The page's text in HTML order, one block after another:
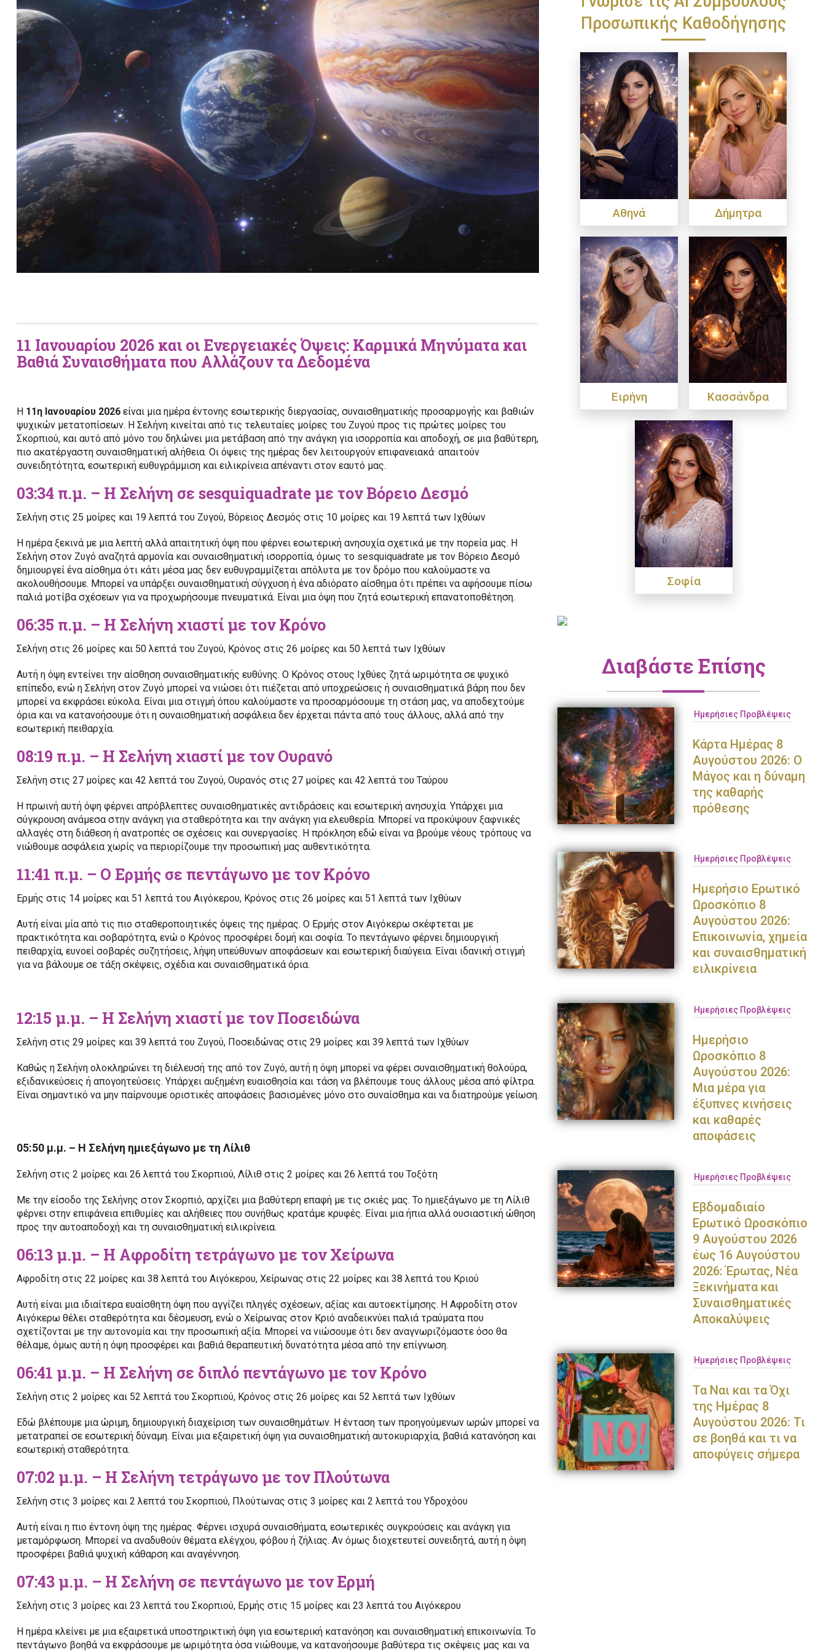
11 Ιανουαρίου 2026 και οι Ενεργειακές Όψεις: Καρμικά Μηνύματα και
Βαθιά Συναισθήματα που Αλλάζουν τα Δεδομένα
Η 11η Ιανουαρίου 2026 είναι μια ημέρα έντονης εσωτερικής διεργασίας, συναισθηματικής προσαρμογής και βαθιών
ψυχικών μετατοπίσεων. Η Σελήνη κινείται από τις τελευταίες μοίρες του Ζυγού προς τις πρώτες μοίρες του
Σκορπιού, και αυτό από μόνο του δηλώνει μια μετάβαση από την ανάγκη για ισορροπία και αποδοχή, σε μια βαθύτερη,
πιο ακατέργαστη συναισθηματική αλήθεια. Οι όψεις της ημέρας δεν λειτουργούν επιφανειακά· απαιτούν
συνειδητότητα, εσωτερική ευθυγράμμιση και ειλικρίνεια απέναντι στον εαυτό μας.
03:34 π.μ. – Η Σελήνη σε sesquiquadrate με τον Βόρειο Δεσμό
Σελήνη στις 25 μοίρες και 19 λεπτά του Ζυγού, Βόρειος Δεσμός στις 10 μοίρες και 19 λεπτά των Ιχθύων
Η ημέρα ξεκινά με μια λεπτή αλλά απαιτητική όψη που φέρνει εσωτερική ανησυχία σχετικά με την πορεία μας. Η
Σελήνη στον Ζυγό αναζητά αρμονία και συναισθηματική ισορροπία, όμως το sesquiquadrate με τον Βόρειο Δεσμό
δημιουργεί ένα αίσθημα ότι κάτι μέσα μας δεν ευθυγραμμίζεται απόλυτα με τον δρόμο που καλούμαστε να
ακολουθήσουμε. Μπορεί να υπάρξει συναισθηματική σύγχυση ή ένα αδιόρατο αίσθημα ότι πρέπει να αφήσουμε πίσω
παλιά μοτίβα σχέσεων για να προχωρήσουμε πνευματικά. Είναι μια όψη που ζητά εσωτερική επανατοποθέτηση.
06:35 π.μ. – Η Σελήνη χιαστί με τον Κρόνο
Σελήνη στις 26 μοίρες και 50 λεπτά του Ζυγού, Κρόνος στις 26 μοίρες και 50 λεπτά των Ιχθύων
Αυτή η όψη εντείνει την αίσθηση συναισθηματικής ευθύνης. Ο Κρόνος στους Ιχθύες ζητά ωριμότητα σε ψυχικό
επίπεδο, ενώ η Σελήνη στον Ζυγό μπορεί να νιώσει ότι πιέζεται από υποχρεώσεις ή συναισθηματικά βάρη που δεν
μπορεί να εκφράσει εύκολα. Είναι μια στιγμή όπου καλούμαστε να προσαρμόσουμε τη στάση μας, να αποδεχτούμε
όρια και να κατανοήσουμε ότι η συναισθηματική ασφάλεια δεν έρχεται πάντα από τους άλλους, αλλά από την
εσωτερική πειθαρχία.
08:19 π.μ. – Η Σελήνη χιαστί με τον Ουρανό
Σελήνη στις 27 μοίρες και 42 λεπτά του Ζυγού, Ουρανός στις 27 μοίρες και 42 λεπτά του Ταύρου
Η πρωινή αυτή όψη φέρνει απρόβλεπτες συναισθηματικές αντιδράσεις και εσωτερική ανησυχία. Υπάρχει μια
σύγκρουση ανάμεσα στην ανάγκη για σταθερότητα και την ανάγκη για ελευθερία. Μπορεί να προκύψουν ξαφνικές
αλλαγές στη διάθεση ή ανατροπές σε σχέσεις και συνεργασίες. Η πρόκληση εδώ είναι να βρούμε νέους τρόπους να
νιώθουμε ασφάλεια χωρίς να περιορίζουμε την προσωπική μας αυθεντικότητα.
11:41 π.μ. – Ο Ερμής σε πεντάγωνο με τον Κρόνο
Ερμής στις 14 μοίρες και 51 λεπτά του Αιγόκερου, Κρόνος στις 26 μοίρες και 51 λεπτά των Ιχθύων
Αυτή είναι μία από τις πιο σταθεροποιητικές όψεις της ημέρας. Ο Ερμής στον Αιγόκερω σκέφτεται με
πρακτικότητα και σοβαρότητα, ενώ ο Κρόνος προσφέρει δομή και σοφία. Το πεντάγωνο φέρνει δημιουργική
πειθαρχία, ευνοεί σοβαρές συζητήσεις, λήψη υπεύθυνων αποφάσεων και εσωτερική διαύγεια. Είναι ιδανική στιγμή
για να βάλουμε σε τάξη σκέψεις, σχέδια και συναισθηματικά όρια.
12:15 μ.μ. – Η Σελήνη χιαστί με τον Ποσειδώνα
Σελήνη στις 29 μοίρες και 39 λεπτά του Ζυγού, Ποσειδώνας στις 29 μοίρες και 39 λεπτά των Ιχθύων
Καθώς η Σελήνη ολοκληρώνει τη διέλευσή της από τον Ζυγό, αυτή η όψη μπορεί να φέρει συναισθηματική θολούρα,
εξιδανικεύσεις ή απογοητεύσεις. Υπάρχει αυξημένη ευαισθησία και τάση να βλέπουμε τους άλλους μέσα από φίλτρα.
Είναι σημαντικό να μην παίρνουμε οριστικές αποφάσεις βασισμένες μόνο στο συναίσθημα και να διατηρούμε γείωση.
05:50 μ.μ. – Η Σελήνη ημιεξάγωνο με τη Λίλιθ
Σελήνη στις 2 μοίρες και 26 λεπτά του Σκορπιού, Λίλιθ στις 2 μοίρες και 26 λεπτά του Τοξότη
Με την είσοδο της Σελήνης στον Σκορπιό, αρχίζει μια βαθύτερη επαφή με τις σκιές μας. Το ημιεξάγωνο με τη Λίλιθ
φέρνει στην επιφάνεια επιθυμίες και αλήθειες που συνήθως κρατάμε κρυφές. Είναι μια ήπια αλλά ουσιαστική ώθηση
προς την αυτοαποδοχή και τη συναισθηματική ειλικρίνεια.
06:13 μ.μ. – Η Αφροδίτη τετράγωνο με τον Χείρωνα
Αφροδίτη στις 22 μοίρες και 38 λεπτά του Αιγόκερου, Χείρωνας στις 22 μοίρες και 38 λεπτά του Κριού
Αυτή είναι μια ιδιαίτερα ευαίσθητη όψη που αγγίζει πληγές σχέσεων, αξίας και αυτοεκτίμησης. Η Αφροδίτη στον
Αιγόκερω θέλει σταθερότητα και δέσμευση, ενώ ο Χείρωνας στον Κριό αναδεικνύει παλιά τραύματα που
σχετίζονται με την αυτονομία και την προσωπική αξία. Μπορεί να νιώσουμε ότι δεν αναγνωριζόμαστε όσο θα
θέλαμε, όμως αυτή η όψη προσφέρει και βαθιά θεραπευτική δυνατότητα μέσα από την επίγνωση.
06:41 μ.μ. – Η Σελήνη σε διπλό πεντάγωνο με τον Κρόνο
Σελήνη στις 2 μοίρες και 52 λεπτά του Σκορπιού, Κρόνος στις 26 μοίρες και 52 λεπτά των Ιχθύων
Εδώ βλέπουμε μια ώριμη, δημιουργική διαχείριση των συναισθημάτων. Η ένταση των προηγούμενων ωρών μπορεί να
μετατραπεί σε εσωτερική δύναμη. Είναι μια εξαιρετική όψη για συναισθηματική αυτοκυριαρχία, βαθιά κατανόηση και
εσωτερική σταθερότητα.
07:02 μ.μ. – Η Σελήνη τετράγωνο με τον Πλούτωνα
Σελήνη στις 3 μοίρες και 2 λεπτά του Σκορπιού, Πλούτωνας στις 3 μοίρες και 2 λεπτά του Υδροχόου
Αυτή είναι η πιο έντονη όψη της ημέρας. Φέρνει ισχυρά συναισθήματα, εσωτερικές συγκρούσεις και ανάγκη για
μεταμόρφωση. Μπορεί να αναδυθούν θέματα ελέγχου, φόβου ή ζήλιας. Αν όμως διοχετευτεί συνειδητά, αυτή η όψη
προσφέρει βαθιά ψυχική κάθαρση και αναγέννηση.
07:43 μ.μ. – Η Σελήνη σε πεντάγωνο με τον Ερμή
Σελήνη στις 3 μοίρες και 23 λεπτά του Σκορπιού, Ερμής στις 15 μοίρες και 23 λεπτά του Αιγόκερου
Η ημέρα κλείνει με μια εξαιρετικά υποστηρικτική όψη για εσωτερική κατανόηση και συναισθηματική επικοινωνία. Το
πεντάγωνο βοηθά να εκφράσουμε με ωριμότητα όσα νιώθουμε, να κατανοήσουμε βαθύτερα τις σκέψεις μας και να
Προσωπικής Καθοδήγησης
Αθηνά Δήμητρα
Ειρήνη Κασσάνδρα
Σοφία
Διαβάστε Επίσης
Ημερήσιες Προβλέψεις
Κάρτα Ημέρας 8
Αυγούστου 2026: Ο
Μάγος και η δύναμη
της καθαρής
πρόθεσης
Ημερήσιες Προβλέψεις
Ημερήσιο Ερωτικό
Ωροσκόπιο 8
Αυγούστου 2026:
Επικοινωνία, χημεία
και συναισθηματική
ειλικρίνεια
Ημερήσιες Προβλέψεις
Ημερήσιο
Ωροσκόπιο 8
Αυγούστου 2026:
Μια μέρα για
έξυπνες κινήσεις
και καθαρές
αποφάσεις
Ημερήσιες Προβλέψεις
Εβδομαδιαίο
Ερωτικό Ωροσκόπιο
9 Αυγούστου 2026
έως 16 Αυγούστου
2026: Έρωτας, Νέα
Ξεκινήματα και
Συναισθηματικές
Αποκαλύψεις
Ημερήσιες Προβλέψεις
Τα Ναι και τα Όχι
της Ημέρας 8
Αυγούστου 2026: Τι
σε βοηθά και τι να
αποφύγεις σήμερα